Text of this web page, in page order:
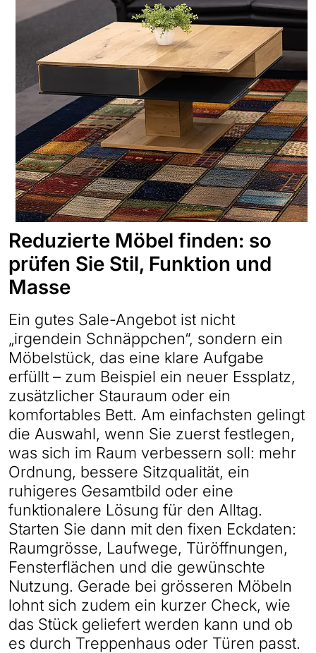
Reduzierte Möbel finden: so
prüfen Sie Stil, Funktion und
Masse
Ein gutes Sale-Angebot ist nicht
„irgendein Schnäppchen“, sondern ein
Möbelstück, das eine klare Aufgabe
erfüllt – zum Beispiel ein neuer Essplatz,
zusätzlicher Stauraum oder ein
komfortables Bett. Am einfachsten gelingt
die Auswahl, wenn Sie zuerst festlegen,
was sich im Raum verbessern soll: mehr
Ordnung, bessere Sitzqualität, ein
ruhigeres Gesamtbild oder eine
funktionalere Lösung für den Alltag.
Starten Sie dann mit den fixen Eckdaten:
Raumgrösse, Laufwege, Türöffnungen,
Fensterflächen und die gewünschte
Nutzung. Gerade bei grösseren Möbeln
lohnt sich zudem ein kurzer Check, wie
das Stück geliefert werden kann und ob
es durch Treppenhaus oder Türen passt.